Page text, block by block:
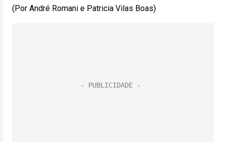
(Por André Romani e Patricia Vilas Boas)